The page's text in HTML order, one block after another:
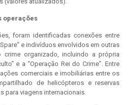
operações
foram identificadas conexões entre
e indivíduos envolvidos em outras
crime organizado, incluindo a própria
e a “Operação Rei do Crime”. Entre
comerciais e imobiliárias entre os
de helicópteros e reservas
para viagens internacionais.